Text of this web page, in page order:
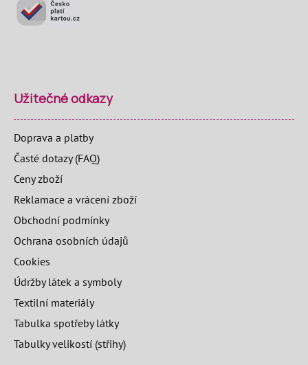
Užitečné odkazy
Doprava a platby
Časté dotazy (FAQ)
Ceny zboží
Reklamace a vrácení zboží
Obchodní podmínky
Ochrana osobních údajů
Cookies
Údržby látek a symboly
Textilní materiály
Tabulka spotřeby látky
Tabulky velikostí (střihy)